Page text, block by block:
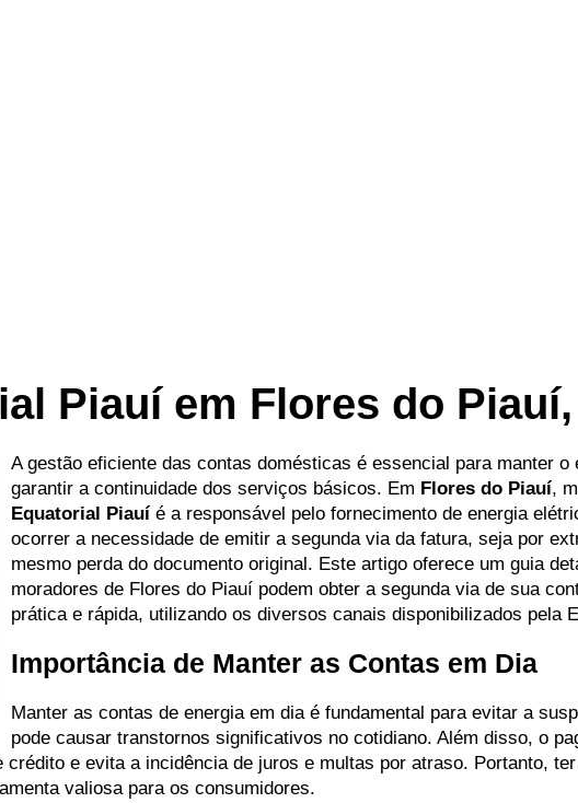
Piauí em Flores do Piauí,
A gestão eficiente das contas domésticas é essencial para manter o
garantir a continuidade dos serviços básicos. Em Flores do Piauí,
Equatorial Piauíé a responsável pelo fornecimento de energia
ocorrer a necessidade de emitir a segunda via da fatura, seja por
mesmo perda do documento original. Este artigo oferece um guia
moradores de Flores do Piauí podem obter a segunda via de sua
prática e rápida, utilizando os diversos canais disponibilizados pela
Importância de Manter as Contas em Dia
Manter as contas de energia em dia é fundamental para evitar a
pode causar transtornos significativos no cotidiano. Além disso, o
crédito e evita a incidência de juros e multas por atraso. Portanto,
valiosa para os consumidores.